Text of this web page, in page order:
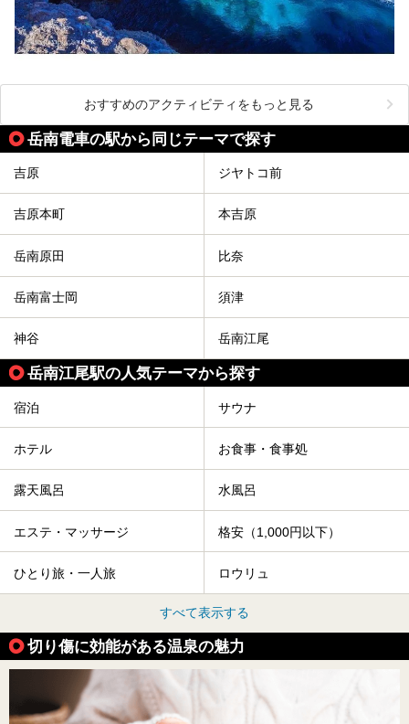
おすすめのアクティビティをもっと見る
岳南電車の駅から同じテーマで探す
吉原 ジヤトコ前
吉原本町 本吉原
岳南原田 比奈
岳南富士岡 須津
神谷 岳南江尾
岳南江尾駅の人気テーマから探す
宿泊 サウナ
ホテル お食事・食事処
露天風呂 水風呂
エステ・マッサージ 格安（1,000円以下）
ひとり旅・一人旅 ロウリュ
すべて表示する
切り傷に効能がある温泉の魅力